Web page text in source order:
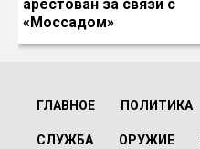
арестован за связи с
«Моссадом»
ГЛАВНОЕ ПОЛИТИКА
СЛУЖБА ОРУЖИЕ